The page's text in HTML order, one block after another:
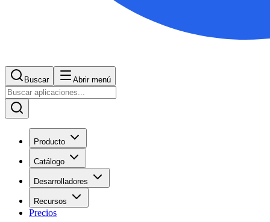
Buscar Abrir menú
Producto
Catálogo
Desarrolladores
Recursos
Precios